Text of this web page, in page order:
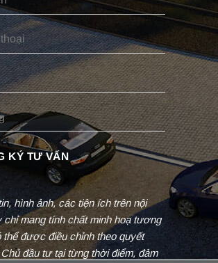
hình ảnh, các tiện ích trên nội
chỉ mang tính chất minh hoạ tương
thể được điều chỉnh theo quyết
đầu tư tại từng thời điểm, đảm